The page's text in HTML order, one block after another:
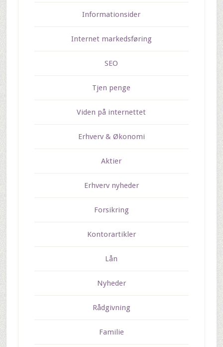
Informationsider
Internet markedsføring
SEO
Tjen penge
Viden på internettet
Erhverv & Økonomi
Aktier
Erhverv nyheder
Forsikring
Kontorartikler
Lån
Nyheder
Rådgivning
Familie